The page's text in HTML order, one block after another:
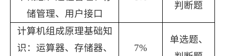
储管理、用户接口
判断题
计算机组成原理基础知
识 ： 运算器、存储器、
7%
单选题、